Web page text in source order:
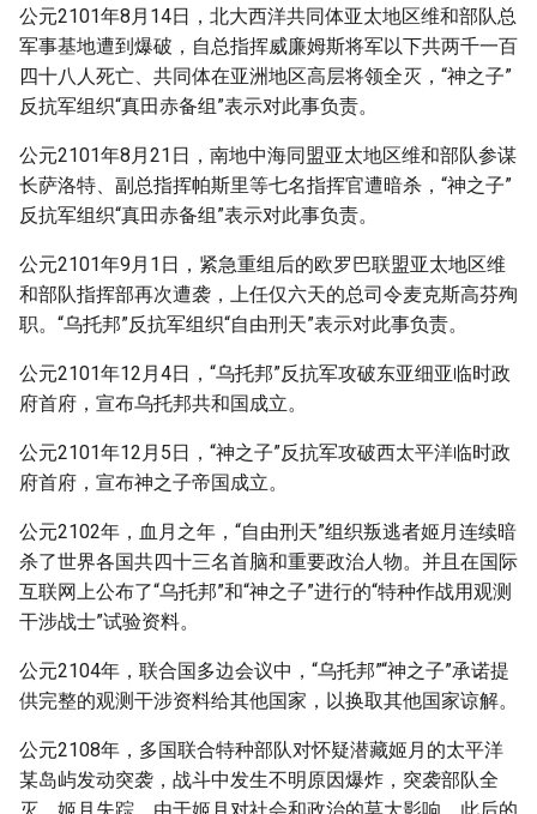
公元2101年8月14日，北大西洋共同体亚太地区维和部队总
军事基地遭到爆破，自总指挥威廉姆斯将军以下共两千一百
四十八人死亡、共同体在亚洲地区高层将领全灭，“神之子”
反抗军组织“真田赤备组”表示对此事负责。
公元2101年8月21日，南地中海同盟亚太地区维和部队参谋
长萨洛特、副总指挥帕斯里等七名指挥官遭暗杀，“神之子”
反抗军组织“真田赤备组”表示对此事负责。
公元2101年9月1日，紧急重组后的欧罗巴联盟亚太地区维
和部队指挥部再次遭袭，上任仅六天的总司令麦克斯高芬殉
职。“乌托邦”反抗军组织“自由刑天”表示对此事负责。
公元2101年12月4日，“乌托邦”反抗军攻破东亚细亚临时政
府首府，宣布乌托邦共和国成立。
公元2101年12月5日，“神之子”反抗军攻破西太平洋临时政
府首府，宣布神之子帝国成立。
公元2102年，血月之年，“自由刑天”组织叛逃者姬月连续暗
杀了世界各国共四十三名首脑和重要政治人物。并且在国际
互联网上公布了“乌托邦”和“神之子”进行的“特种作战用观测
干涉战士”试验资料。
公元2104年，联合国多边会议中，“乌托邦”“神之子”承诺提
供完整的观测干涉资料给其他国家，以换取其他国家谅解。
公元2108年，多国联合特种部队对怀疑潜藏姬月的太平洋
某岛屿发动突袭，战斗中发生不明原因爆炸，突袭部队全